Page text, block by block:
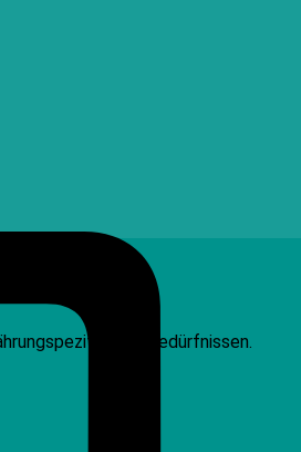
Bedürfnissen.